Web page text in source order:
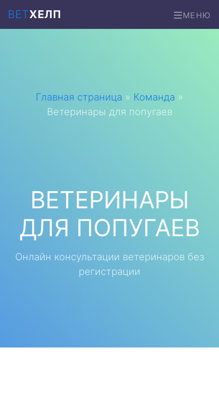
ВЕТХЕЛП МЕНЮ
Главная страница » Команда »
Ветеринары для попугаев
ВЕТЕРИНАРЫ
ДЛЯ ПОПУГАЕВ
Онлайн консультации ветеринаров без
регистрации